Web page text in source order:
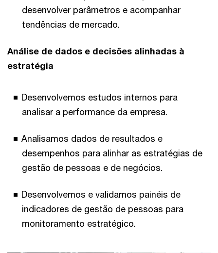
desenvolver parâmetros e acompanhar
tendências de mercado.
Análise de dados e decisões alinhadas à
estratégia
Desenvolvemos estudos internos para
analisar a performance da empresa.
Analisamos dados de resultados e
desempenhos para alinhar as estratégias de
gestão de pessoas e de negócios.
Desenvolvemos e validamos painéis de
indicadores de gestão de pessoas para
monitoramento estratégico.